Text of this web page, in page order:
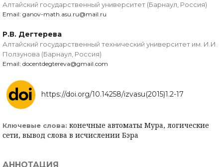
Алтайский государственный университет (Барнаул, Россия)
Email: ganov-math.asu.ru@mail.ru
Р.В. Дегтерева
Алтайский государственный технический университет им. И.И.
Ползунова (Барнаул, Россия)
Email: docentdegtereva@gmail.com
https://doi.org/10.14258/izvasu(2015)1.2-17
Ключевые слова: конечные автоматы Мура, логические
сети, вывод слова в исчислении Бэра
АННОТАЦИЯ